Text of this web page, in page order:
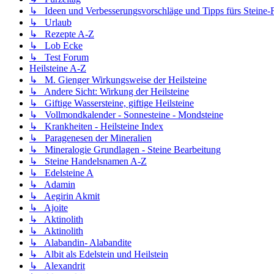
↳ Ideen und Verbesserungsvorschläge und Tipps fürs Steine-
↳ Urlaub
↳ Rezepte A-Z
↳ Lob Ecke
↳ Test Forum
Heilsteine A-Z
↳ M. Gienger Wirkungsweise der Heilsteine
↳ Andere Sicht: Wirkung der Heilsteine
↳ Giftige Wassersteine, giftige Heilsteine
↳ Vollmondkalender - Sonnesteine - Mondsteine
↳ Krankheiten - Heilsteine Index
↳ Paragenesen der Mineralien
↳ Mineralogie Grundlagen - Steine Bearbeitung
↳ Steine Handelsnamen A-Z
↳ Edelsteine A
↳ Adamin
↳ Aegirin Akmit
↳ Ajoite
↳ Aktinolith
↳ Aktinolith
↳ Alabandin- Alabandite
↳ Albit als Edelstein und Heilstein
↳ Alexandrit